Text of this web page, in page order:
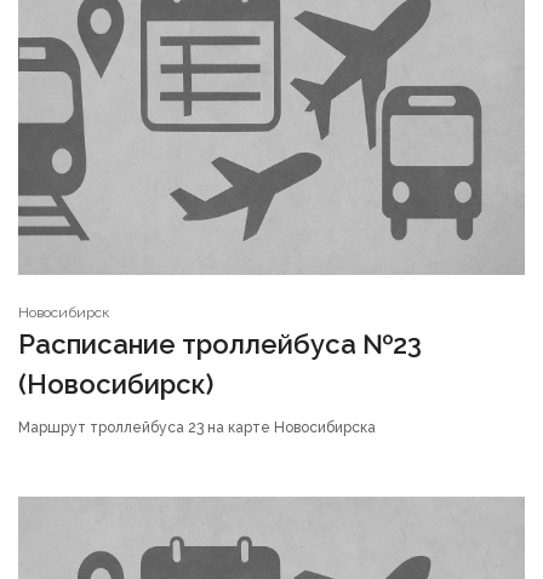
Новосибирск
Расписание троллейбуса №23
(Новосибирск)
Маршрут троллейбуса 23 на карте Новосибирска